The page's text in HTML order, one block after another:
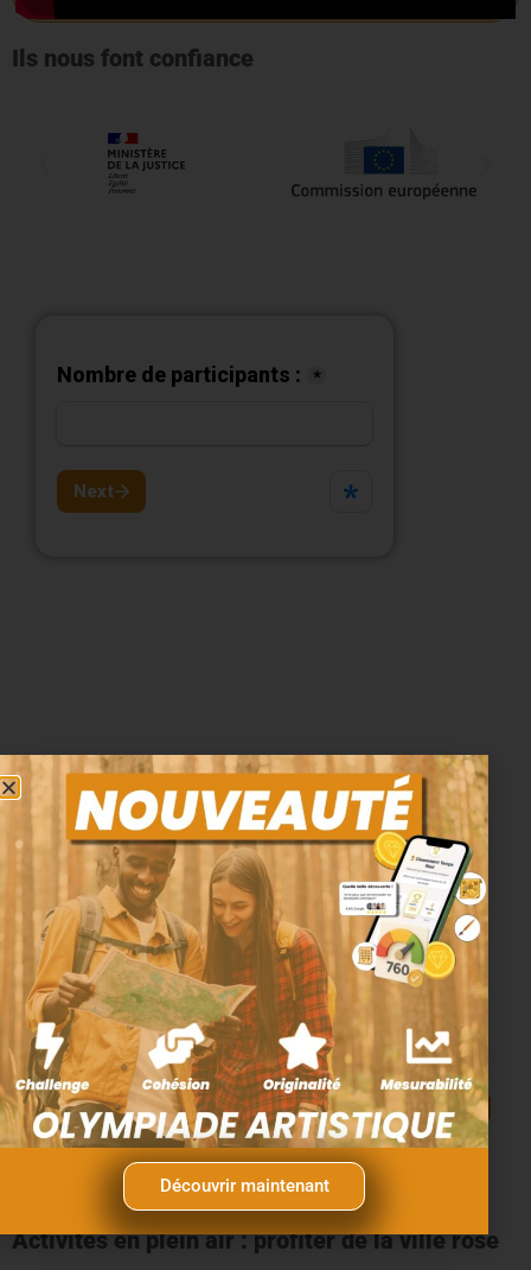
Ils nous font confiance
Où organiser un team building
artistique à Bordeaux ?
Activités en plein air : profiter de la ville rose
Découvrir maintenant